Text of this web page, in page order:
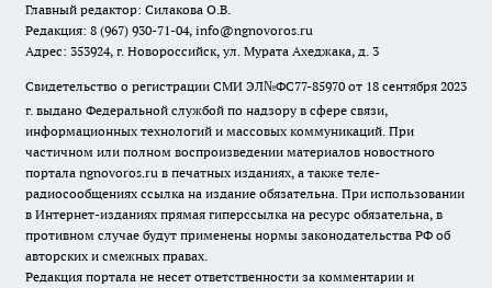
Главный редактор: Силакова О.В.
Редакция: 8 (967) 930-71-04, info@ngnovoros.ru
Адрес: 353924, г. Новороссийск, ул. Мурата Ахеджака, д. 3
Свидетельство о регистрации СМИ ЭЛ№ФС77-85970 от 18 сентября 2023
г. выдано Федеральной службой по надзору в сфере связи,
информационных технологий и массовых коммуникаций. При
частичном или полном воспроизведении материалов новостного
портала ngnovoros.ru в печатных изданиях, а также теле-
радиосообщениях ссылка на издание обязательна. При использовании
в Интернет-изданиях прямая гиперссылка на ресурс обязательна, в
противном случае будут применены нормы законодательства РФ об
авторских и смежных правах.
Редакция портала не несет ответственности за комментарии и